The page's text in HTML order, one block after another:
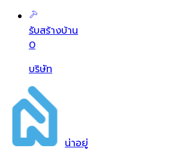
รับสร้างบ้าน
0
บริษัท
น่าอยู่